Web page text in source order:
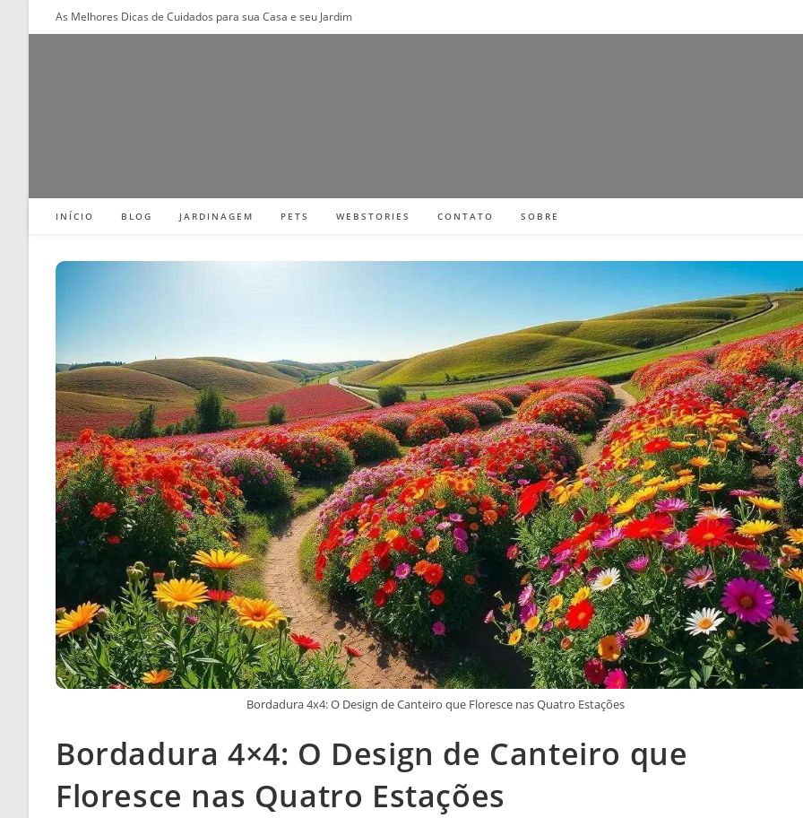
As Melhores Dicas de Cuidados para sua Casa e seu Jardim
INÍCIO BLOG JARDINAGEM PETS WEBSTORIES CONTATO SOBRE
Bordadura 4x4: O Design de Canteiro que Floresce nas Quatro Estações
Bordadura 4×4: O Design de Canteiro que
Floresce nas Quatro Estações